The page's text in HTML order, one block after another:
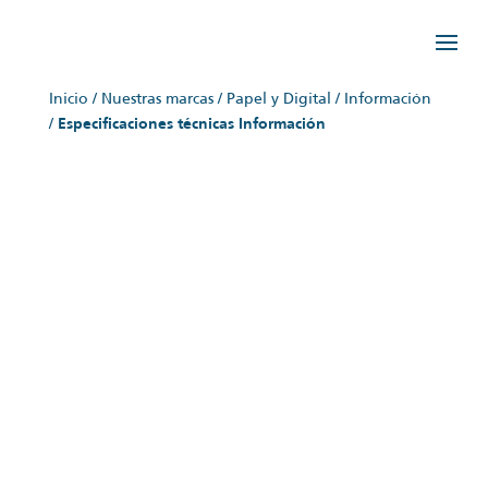
Inicio / Nuestras marcas/ Papel y Digital /
Información
/ Especificaciones técnicas Información